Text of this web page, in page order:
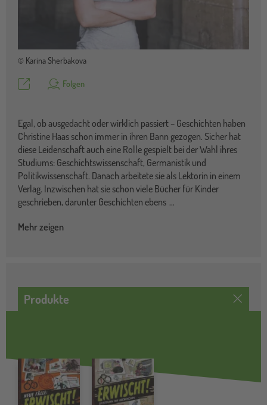
© Karina Sherbakova
Teilen Folgen
Egal, ob ausgedacht oder wirklich passiert – Geschichten haben
Christine Haas schon immer in ihren Bann gezogen. Sicher hat
diese Leidenschaft auch eine Rolle gespielt bei der Wahl ihres
Studiums: Geschichtswissenschaft, Germanistik und
Politikwissenschaft. Danach arbeitete sie als Lektorin in einem
Verlag. Inzwischen hat sie schon viele Bücher für Kinder
geschrieben, darunter Geschichten ebens ...
Mehr zeigen
Produkte